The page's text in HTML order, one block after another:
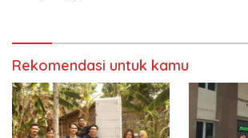
Rekomendasi untuk kamu